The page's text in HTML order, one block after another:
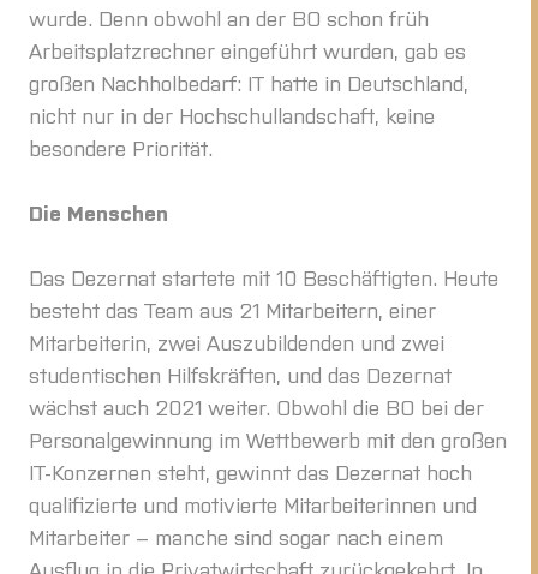
wurde. Denn obwohl an der BO schon früh
Arbeitsplatzrechner eingeführt wurden, gab es
großen Nachholbedarf: IT hatte in Deutschland,
nicht nur in der Hochschullandschaft, keine
besondere Priorität.
Die Menschen
Das Dezernat startete mit 10 Beschäftigten. Heute
besteht das Team aus 21 Mitarbeitern, einer
Mitarbeiterin, zwei Auszubildenden und zwei
studentischen Hilfskräften, und das Dezernat
wächst auch 2021 weiter. Obwohl die BO bei der
Personalgewinnung im Wettbewerb mit den großen
IT-Konzernen steht, gewinnt das Dezernat hoch
qualifizierte und motivierte Mitarbeiterinnen und
Mitarbeiter – manche sind sogar nach einem
Ausflug in die Privatwirtschaft zurückgekehrt. In